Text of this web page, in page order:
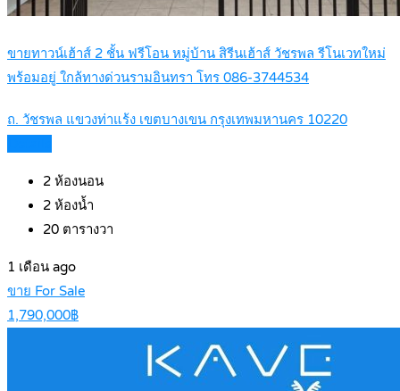
ขายทาวน์เฮ้าส์ 2 ชั้น ฟรีโอน หมู่บ้าน สิรีนเฮ้าส์ วัชรพล รีโนเวทใหม่
พร้อมอยู่ ใกล้ทางด่วนรามอินทรา โทร 086-3744534
ถ. วัชรพล แขวงท่าแร้ง เขตบางเขน กรุงเทพมหานคร 10220
2 ห้องนอน
2 ห้องน้ำ
20 ตารางวา
1 เดือน ago
ขาย For Sale
1,790,000฿